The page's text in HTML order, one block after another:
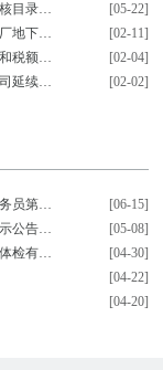
沅江市气象局关于印发《重大行政执法决定法制审核目录》的通知
[05-22]
沅江市人民政府关于调整沅江市北部乡镇27处供水厂地下水饮用水源为备用水源的通告
[02-11]
沅江市人民政府关于调整城镇土地使用税征税范围和税额标准的公告
[02-04]
沅江市交通运输局关于对沅江市乐众出租车有限公司延续巡游出租汽车经营许可申请的批复
[02-02]
益阳市2026年考试录用公务员第一批拟录用人员名单公示
[06-15]
沅江市委管理干部任前公示公告（2026年5月8日）
[05-08]
益阳市2026年考试录用公务员入围体检人员名单及体检有关事项公告
[04-30]
[04-22]
[04-20]